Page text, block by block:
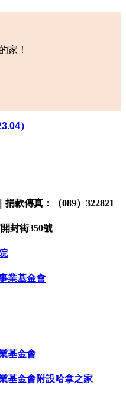
家！
）
款傳真：（089）322821
封街350號
業基金會
基金會
基金會附設哈拿之家